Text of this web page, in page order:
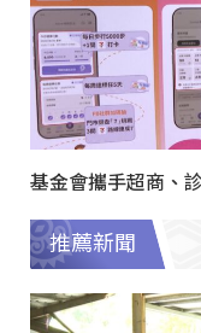
基金會攜手超商、
推薦新聞